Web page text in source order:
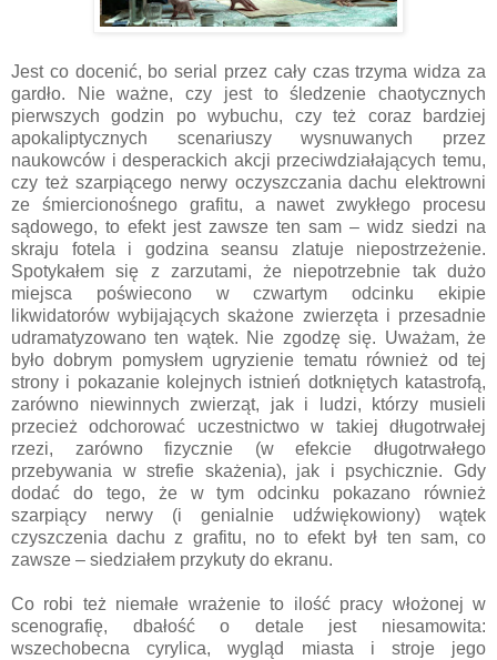
Jest co docenić, bo serial przez cały czas trzyma widza za
gardło. Nie ważne, czy jest to śledzenie chaotycznych
pierwszych godzin po wybuchu, czy też coraz bardziej
apokaliptycznych scenariuszy wysnuwanych przez
naukowców i desperackich akcji przeciwdziałających temu,
czy też szarpiącego nerwy oczyszczania dachu elektrowni
ze śmiercionośnego grafitu, a nawet zwykłego procesu
sądowego, to efekt jest zawsze ten sam – widz siedzi na
skraju fotela i godzina seansu zlatuje niepostrzeżenie.
Spotykałem się z zarzutami, że niepotrzebnie tak dużo
miejsca poświecono w czwartym odcinku ekipie
likwidatorów wybijających skażone zwierzęta i przesadnie
udramatyzowano ten wątek. Nie zgodzę się. Uważam, że
było dobrym pomysłem ugryzienie tematu również od tej
strony i pokazanie kolejnych istnień dotkniętych katastrofą,
zarówno niewinnych zwierząt, jak i ludzi, którzy musieli
przecież odchorować uczestnictwo w takiej długotrwałej
rzezi, zarówno fizycznie (w efekcie długotrwałego
przebywania w strefie skażenia), jak i psychicznie. Gdy
dodać do tego, że w tym odcinku pokazano również
szarpiący nerwy (i genialnie udźwiękowiony) wątek
czyszczenia dachu z grafitu, no to efekt był ten sam, co
zawsze – siedziałem przykuty do ekranu.
Co robi też niemałe wrażenie to ilość pracy włożonej w
scenografię, dbałość o detale jest niesamowita:
wszechobecna cyrylica, wygląd miasta i stroje jego